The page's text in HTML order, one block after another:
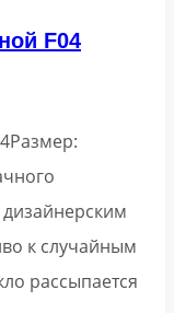
F04
дизайнерским
к случайным
рассыпается